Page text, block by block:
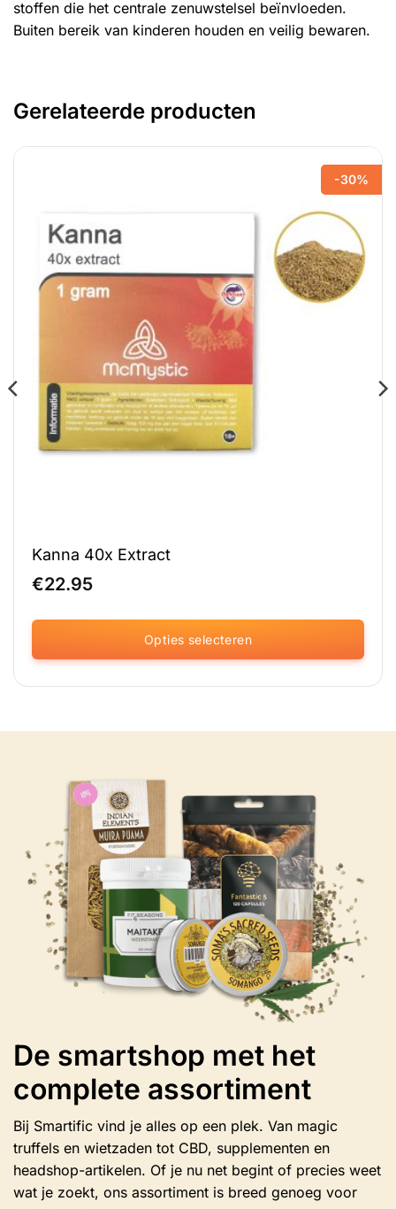
stoffen die het centrale zenuwstelsel beïnvloeden.
Buiten bereik van kinderen houden en veilig bewaren.
Gerelateerde producten
-30%
Kanna 40x Extract
€22.95
Opties selecteren
Dit
product
worden
op
de
productpagina
De smartshop met het
complete assortiment
Bij Smartific vind je alles op een plek. Van magic
truffels en wietzaden tot CBD, supplementen en
headshop-artikelen. Of je nu net begint of precies weet
wat je zoekt, ons assortiment is breed genoeg voor